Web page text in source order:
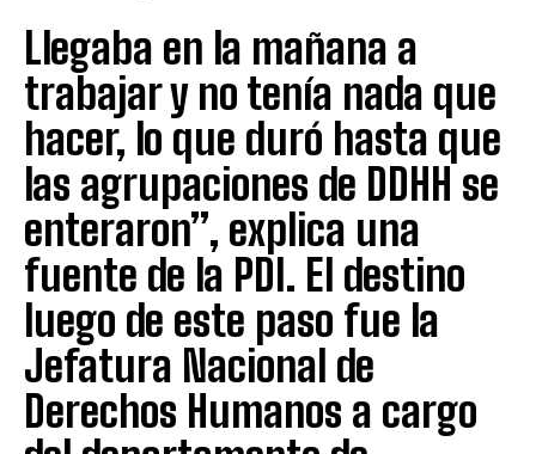
Llegaba en la mañana a
trabajar y no tenía nada que
hacer, lo que duró hasta que
las agrupaciones de DDHH se
enteraron”, explica una
fuente de la PDI. El destino
luego de este paso fue la
Jefatura Nacional de
Derechos Humanos a cargo